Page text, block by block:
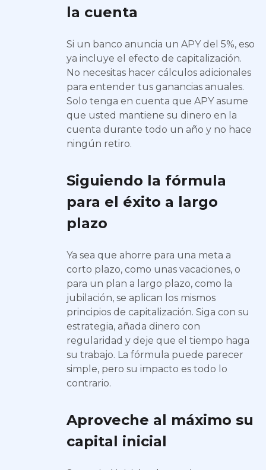
la cuenta
Si un banco anuncia un APY del 5%, eso
ya incluye el efecto de capitalización.
No necesitas hacer cálculos adicionales
para entender tus ganancias anuales.
Solo tenga en cuenta que APY asume
que usted mantiene su dinero en la
cuenta durante todo un año y no hace
ningún retiro.
Siguiendo la fórmula
para el éxito a largo
plazo
Ya sea que ahorre para una meta a
corto plazo, como unas vacaciones, o
para un plan a largo plazo, como la
jubilación, se aplican los mismos
principios de capitalización. Siga con su
estrategia, añada dinero con
regularidad y deje que el tiempo haga
su trabajo. La fórmula puede parecer
simple, pero su impacto es todo lo
contrario.
Aproveche al máximo su
capital inicial